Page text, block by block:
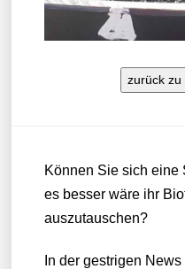
zurück zu
Können Sie sich eine
es besser wäre ihr
auszutauschen?
In der gestrigen